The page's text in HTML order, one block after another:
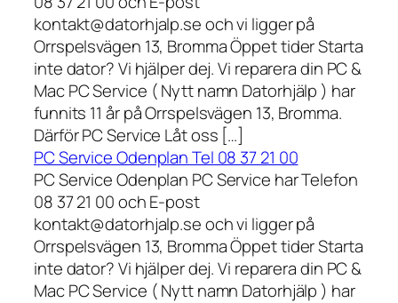
kontakt@datorhjalp.se och vi ligger på
Orrspelsvägen 13, Bromma Öppet tider Starta
inte dator? Vi hjälper dej. Vi reparera din PC &
Mac PC Service ( Nytt namn Datorhjälp ) har
funnits 11 år på Orrspelsvägen 13, Bromma.
Därför PC Service Låt oss […]
PC Service Odenplan Tel 08 37 21 00
PC Service Odenplan PC Service har Telefon
08 37 21 00 och E-post
kontakt@datorhjalp.se och vi ligger på
Orrspelsvägen 13, Bromma Öppet tider Starta
inte dator? Vi hjälper dej. Vi reparera din PC &
Mac PC Service ( Nytt namn Datorhjälp ) har